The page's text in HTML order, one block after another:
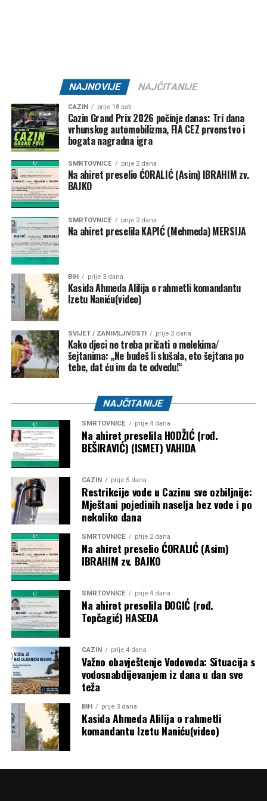
NAJNOVIJE NAJČITANIJE
CAZIN prije 18 sati
Cazin Grand Prix 2026 počinje danas: Tri dana
vrhunskog automobilizma, FIA CEZ prvenstvo i
bogata nagradna igra
SMRTOVNICE prije 2 dana
Na ahiret preselio ĆORALIĆ (Asim) IBRAHIM zv.
BAJKO
SMRTOVNICE prije 2 dana
Na ahiret preselila KAPIĆ (Mehmeda) MERSIJA
BIH prije 3 dana
Kasida Ahmeda Alilija o rahmetli komandantu
Izetu Naniću(video)
SVIJET / ZANIMLJIVOSTI prije 3 dana
Kako djeci ne treba pričati o melekima/
šejtanima: „Ne budeš li slušala, eto šejtana po
tebe, dat ću im da te odvedu!“
NAJČITANIJE
SMRTOVNICE prije 4 dana
Na ahiret preselila HODŽIĆ (rođ.
BEŠIRAVIĆ) (ISMET) VAHIDA
CAZIN prije 5 dana
Restrikcije vode u Cazinu sve ozbiljnije:
Mještani pojedinih naselja bez vode i po
nekoliko dana
SMRTOVNICE prije 2 dana
Na ahiret preselio ĆORALIĆ (Asim)
IBRAHIM zv. BAJKO
SMRTOVNICE prije 4 dana
Na ahiret preselila ĐOGIĆ (rođ.
Topčagić) HASEDA
CAZIN prije 4 dana
Važno obavještenje Vodovoda: Situacija s
vodosnabdijevanjem iz dana u dan sve
teža
BIH prije 3 dana
Kasida Ahmeda Alilija o rahmetli
komandantu Izetu Naniću(video)